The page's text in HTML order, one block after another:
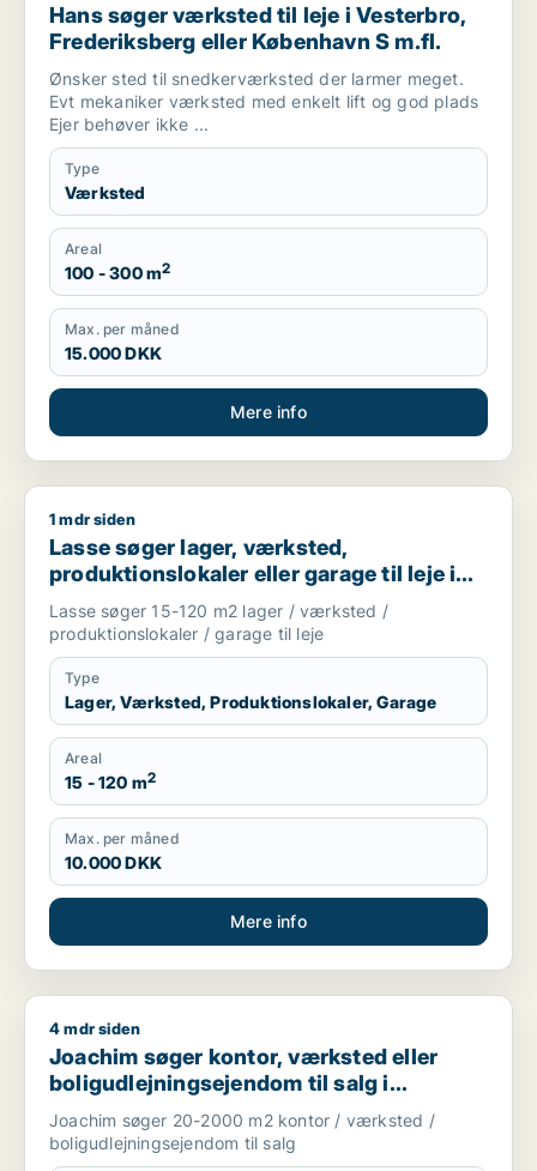
Hans søger værksted til leje i Vesterbro,
Frederiksberg eller København S m.fl.
Ønsker sted til snedkerværksted der larmer meget.
Evt mekaniker værksted med enkelt lift og god plads
Ejer behøver ikke ...
Type
Værksted
Areal
100 - 300 m2
Max. per måned
15.000 DKK
Mere info
Lasse søger lager, værksted, produktionslokaler eller
1 mdr siden
Lasse søger lager, værksted,
produktionslokaler eller garage til leje i
Storkøbenhavn
Lasse søger 15-120 m2 lager / værksted /
produktionslokaler / garage til leje
Type
Lager, Værksted, Produktionslokaler, Garage
Areal
15 - 120 m2
Max. per måned
10.000 DKK
Mere info
Joachim søger kontor, værksted eller
4 mdr siden
Joachim søger kontor, værksted eller
boligudlejningsejendom til salg i
Storkøbenhavn
Joachim søger 20-2000 m2 kontor / værksted /
boligudlejningsejendom til salg